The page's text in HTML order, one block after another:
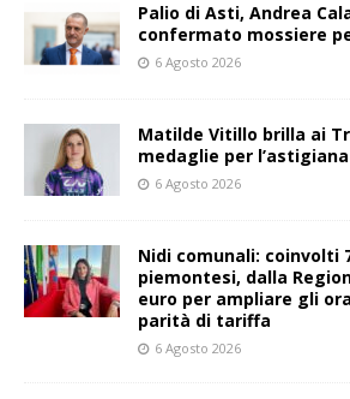
Palio di Asti, Andrea
confermato mossiere
6 Agosto 2026
Matilde Vitillo brilla ai
medaglie per l’astigiana
6 Agosto 2026
Nidi comunali: coinvolti
piemontesi, dalla
euro per ampliare gli
parità di tariffa
6 Agosto 2026